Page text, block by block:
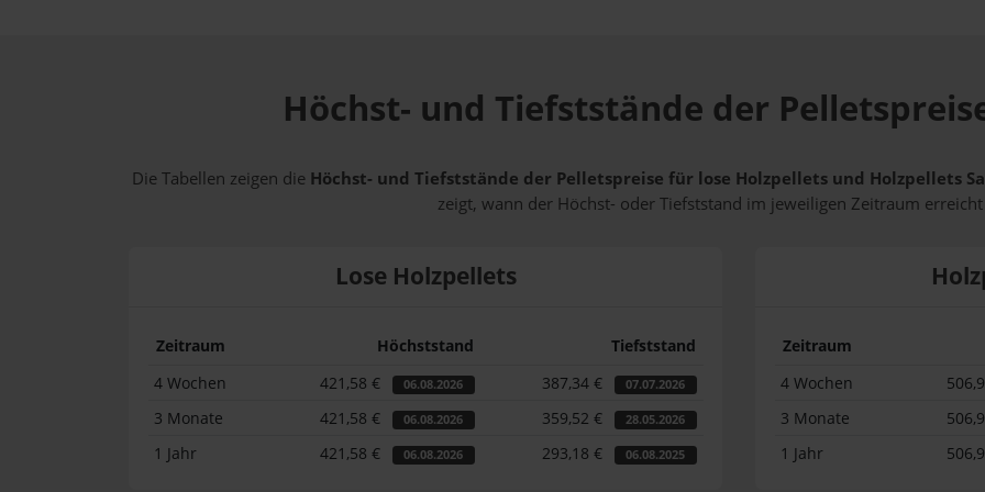
Höchst- und Tiefststände der
Die Tabellen zeigen die Höchst- und Tiefststände der Pelletspreise für lose Holzpellets und Holzpellets
zeigt, wann der Höchst- oder Tiefststand im jeweiligen Zeitraum
Lose Holzpellets
Zeitraum Höchststand
Tiefststand
4 Wochen
421,58 € 06.08.2026 387,34 € 07.07.2026
3 Monate 421,58 € 06.08.2026 359,52 € 28.05.2026
1 Jahr 421,58 € 06.08.2026 293,18 € 06.08.2025
Zeitraum
4 Wochen
3 Monate
1 Jahr